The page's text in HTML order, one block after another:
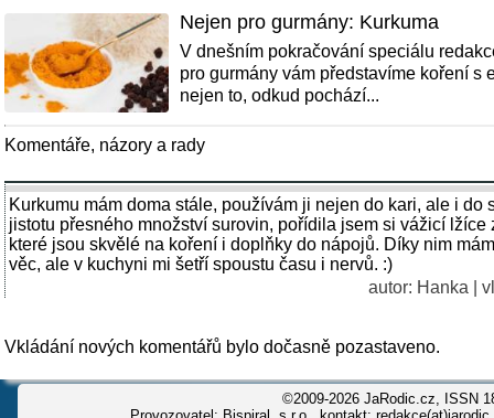
Nejen pro gurmány: Kurkuma
V dnešním pokračování speciálu
pro gurmány vám představíme koření s
nejen to, odkud pochází...
Komentáře, názory a rady
Kurkumu mám doma stále, používám ji nejen do kari, ale i do
jistotu přesného množství surovin, pořídila jsem si vážicí
které jsou skvělé na koření i doplňky do nápojů. Díky nim
věc, ale v kuchyni mi šetří spoustu času i nervů. :)
autor: Hanka |
Vkládání nových komentářů bylo dočasně pozastaveno.
©2009-2026 JaRodic.cz, ISSN